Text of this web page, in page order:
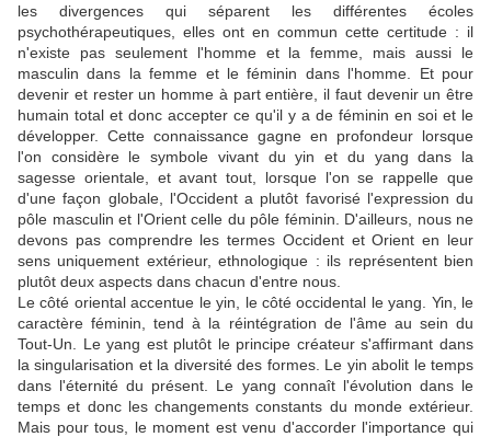
les divergences qui séparent les différentes écoles
psychothérapeutiques, elles ont en commun cette certitude : il
n'existe pas seulement l'homme et la femme, mais aussi le
masculin dans la femme et le féminin dans l'homme. Et pour
devenir et rester un homme à part entière, il faut devenir un être
humain total et donc accepter ce qu'il y a de féminin en soi et le
développer. Cette connaissance gagne en profondeur lorsque
l'on considère le symbole vivant du yin et du yang dans la
sagesse orientale, et avant tout, lorsque l'on se rappelle que
d'une façon globale, l'Occident a plutôt favorisé l'expression du
pôle masculin et l'Orient celle du pôle féminin. D'ailleurs, nous ne
devons pas comprendre les termes Occident et Orient en leur
sens uniquement extérieur, ethnologique : ils représentent bien
plutôt deux aspects dans chacun d'entre nous.
Le côté oriental accentue le yin, le côté occidental le yang. Yin, le
caractère féminin, tend à la réintégration de l'âme au sein du
Tout-Un. Le yang est plutôt le principe créateur s'affirmant dans
la singularisation et la diversité des formes. Le yin abolit le temps
dans l'éternité du présent. Le yang connaît l'évolution dans le
temps et donc les changements constants du monde extérieur.
Mais pour tous, le moment est venu d'accorder l'importance qui